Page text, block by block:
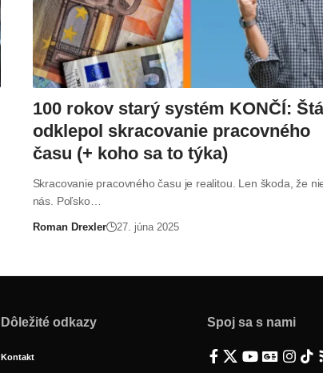
100 rokov starý systém KONČÍ:
odklepol skracovanie pracovného
času (+ koho sa to týka)
Skracovanie pracovného času je realitou. Len škoda, že
nás. Poľsko…
Roman Drexler 27. júna 2025
Dôležité odkazy
Kontakt
Spoj sa s nami